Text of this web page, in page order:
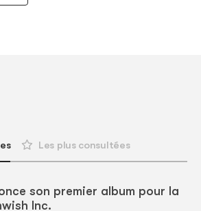
Les plus consultées
son premier album pour la
Inc.